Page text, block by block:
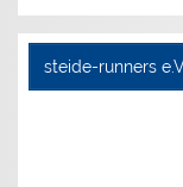
steide-runners